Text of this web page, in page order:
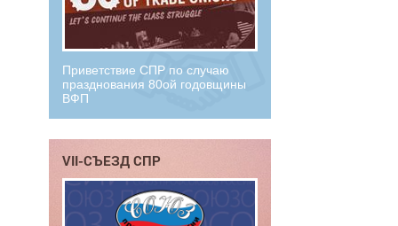
Приветствие СПР по случаю
празднования 80ой годовщины
ВФП
VII-СЪЕЗД СПР